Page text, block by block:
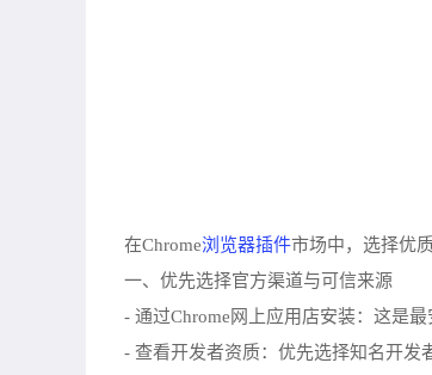
在Chrome浏览器插件市场中，选择优
一、优先选择官方渠道与可信来源
- 通过Chrome网上应用店安装：这是
- 查看开发者资质：优先选择知名开发